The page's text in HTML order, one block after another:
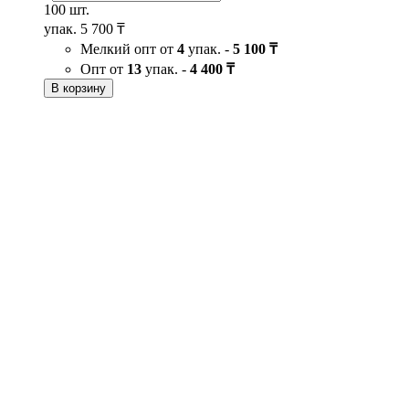
100 шт.
упак. 5 700 ₸
Мелкий опт от 4 упак. - 5 100 ₸
Опт от 13 упак. - 4 400 ₸
В корзину